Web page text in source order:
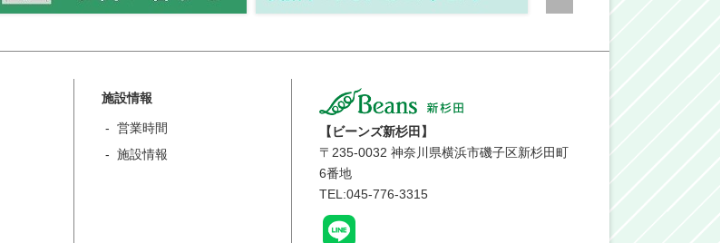
施設情報
営業時間
施設情報
【ビーンズ新杉田】
〒 235-0032 神奈川県横浜市磯子区新杉田町
6番地
TEL:045-776-3315